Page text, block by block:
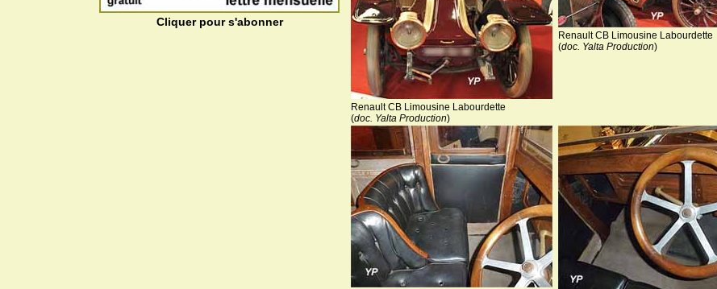
Cliquer pour s'abonner
Renault CB Limousine Labourdette
(doc. Yalta Production)
Renault CB Limousine Labourdette
(doc. Yalta Production)